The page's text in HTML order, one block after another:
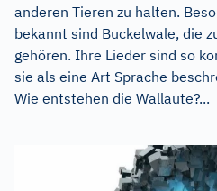
anderen Tieren zu halten.
bekannt sind Buckelwale, die
gehören. Ihre Lieder sind so
sie als eine Art Sprache
Wie entstehen die Wallaute?...